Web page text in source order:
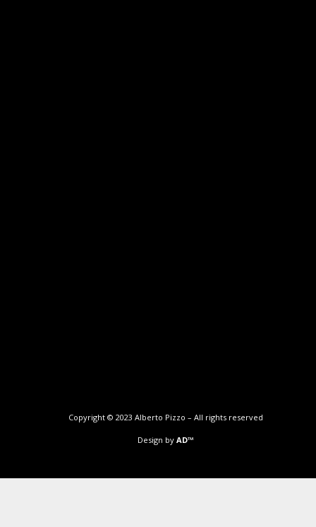
Copyright © 2023 Alberto Pizzo – All rights reserved
Design by AD™️